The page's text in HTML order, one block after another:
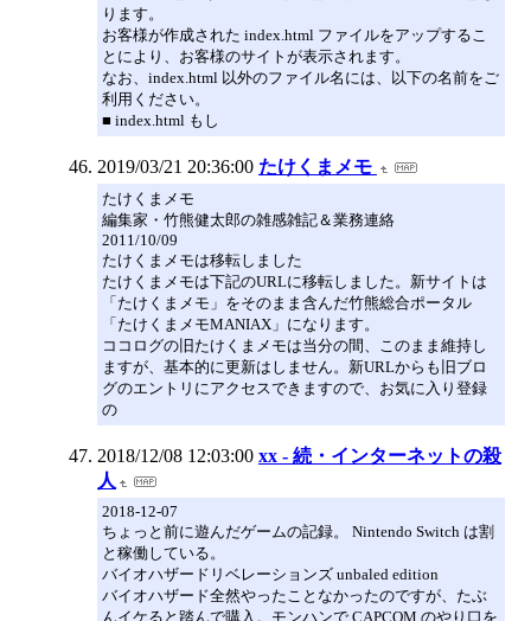
ります。
お客様が作成された index.html ファイルをアップするこ
とにより、お客様のサイトが表示されます。
なお、index.html 以外のファイル名には、以下の名前をご
利用ください。
■ index.html もし
2019/03/21 20:36:00 たけくまメモ
たけくまメモ
編集家・竹熊健太郎の雑感雑記＆業務連絡
2011/10/09
たけくまメモは移転しました
たけくまメモは下記のURLに移転しました。新サイトは
「たけくまメモ」をそのまま含んだ竹熊総合ポータル
「たけくまメモMANIAX」になります。
ココログの旧たけくまメモは当分の間、このまま維持し
ますが、基本的に更新はしません。新URLからも旧ブロ
グのエントリにアクセスできますので、お気に入り登録
の
2018/12/08 12:03:00 xx - 続・インターネットの殺
人
2018-12-07
ちょっと前に遊んだゲームの記録。 Nintendo Switch は割
と稼働している。
バイオハザードリベレーションズ unbaled edition
バイオハザード全然やったことなかったのですが、たぶ
んイケると踏んで購入。モンハンで CAPCOM のやり口を